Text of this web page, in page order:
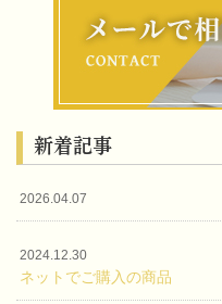
新着記事
2026.04.07
2024.12.30
ネットでご購入の商品